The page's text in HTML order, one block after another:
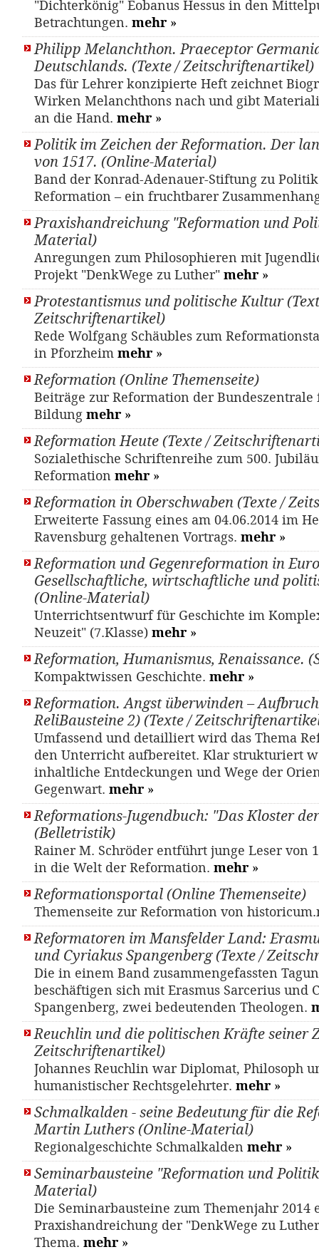
"Dichterkönig" Eobanus Hessus in den
Betrachtungen. mehr »
Philipp Melanchthon. Praeceptor
Deutschlands. (Texte / Zeitschriftenartikel)
Das für Lehrer konzipierte Heft zeichnet
Wirken Melanchthons nach und gibt
an die Hand. mehr »
Politik im Zeichen der Reformation. Der
von 1517. (Online-Material)
Band der Konrad-Adenauer-Stiftung zu
Reformation – ein fruchtbarer
Praxishandreichung "Reformation und
Material)
Anregungen zum Philosophieren mit
Projekt "DenkWege zu Luther" mehr »
Protestantismus und politische Kultur
Zeitschriftenartikel)
Rede Wolfgang Schäubles zum
in Pforzheim mehr »
Reformation (Online Themenseite)
Beiträge zur Reformation der
Bildung mehr »
Reformation Heute (Texte /
Sozialethische Schriftenreihe zum 500.
Reformation mehr »
Reformation in Oberschwaben (Texte /
Erweiterte Fassung eines am 04.06.2014 im
Ravensburg gehaltenen Vortrags. mehr »
Reformation und Gegenreformation in
Gesellschaftliche, wirtschaftliche und
(Online-Material)
Unterrichtsentwurf für Geschichte im
Neuzeit" (7.Klasse) mehr »
Reformation, Humanismus, Renaissance.
Kompaktwissen Geschichte. mehr »
Reformation. Angst überwinden –
ReliBausteine 2) (Texte /
Umfassend und detailliert wird das Thema
den Unterricht aufbereitet. Klar strukturiert
inhaltliche Entdeckungen und Wege der
Gegenwart. mehr »
Reformations-Jugendbuch: "Das Kloster
(Belletristik)
Rainer M. Schröder entführt junge Leser von
in die Welt der Reformation. mehr »
Reformationsportal (Online Themenseite)
Themenseite zur Reformation von
Reformatoren im Mansfelder Land:
und Cyriakus Spangenberg (Texte /
Die in einem Band zusammengefassten
beschäftigen sich mit Erasmus Sarcerius und
Spangenberg, zwei bedeutenden Theologen.
Reuchlin und die politischen Kräfte seiner
Zeitschriftenartikel)
Johannes Reuchlin war Diplomat, Philosoph
humanistischer Rechtsgelehrter. mehr »
Schmalkalden - seine Bedeutung für die
Martin Luthers (Online-Material)
Regionalgeschichte Schmalkalden mehr »
Seminarbausteine "Reformation und
Material)
Die Seminarbausteine zum Themenjahr 2014
Praxishandreichung der "DenkWege zu
Thema. mehr »